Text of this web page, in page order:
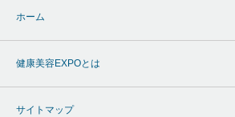
ホーム
健康美容EXPOとは
サイトマップ